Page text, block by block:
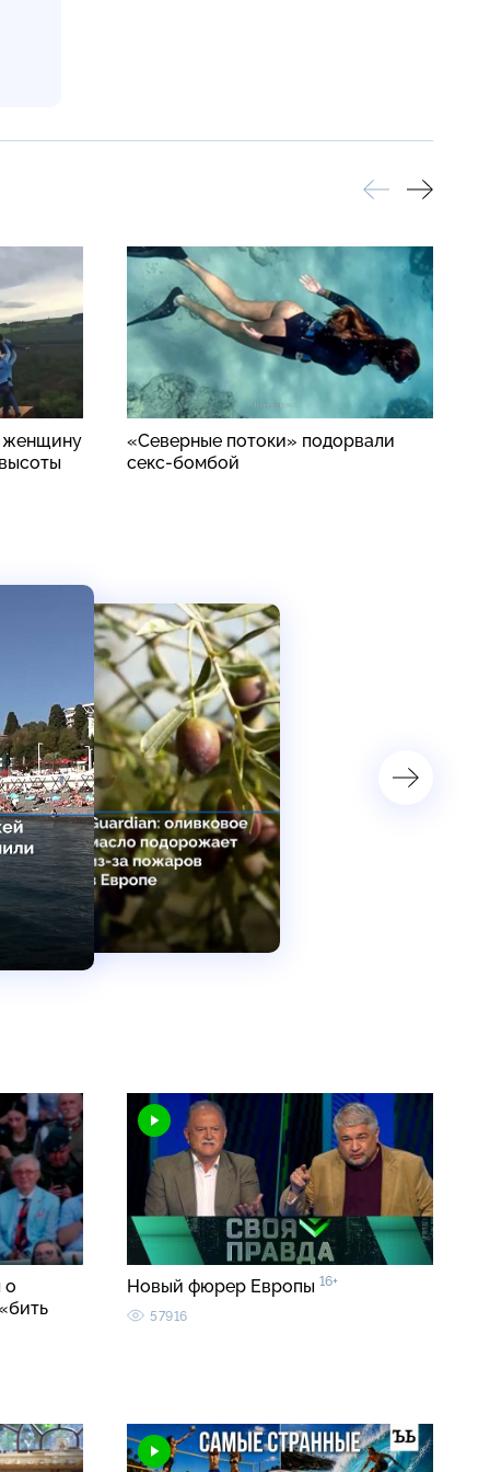
женщину
«Северные потоки» подорвали
секс-бомбой
о
Новый фюрер Европы 16+
57916